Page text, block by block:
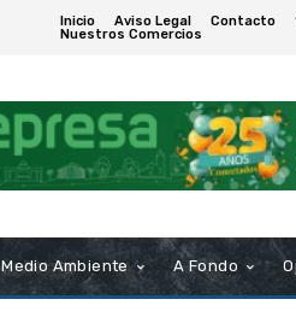
Inicio Aviso Legal Contacto
Nuestros Comercios
Medio Ambiente A Fondo